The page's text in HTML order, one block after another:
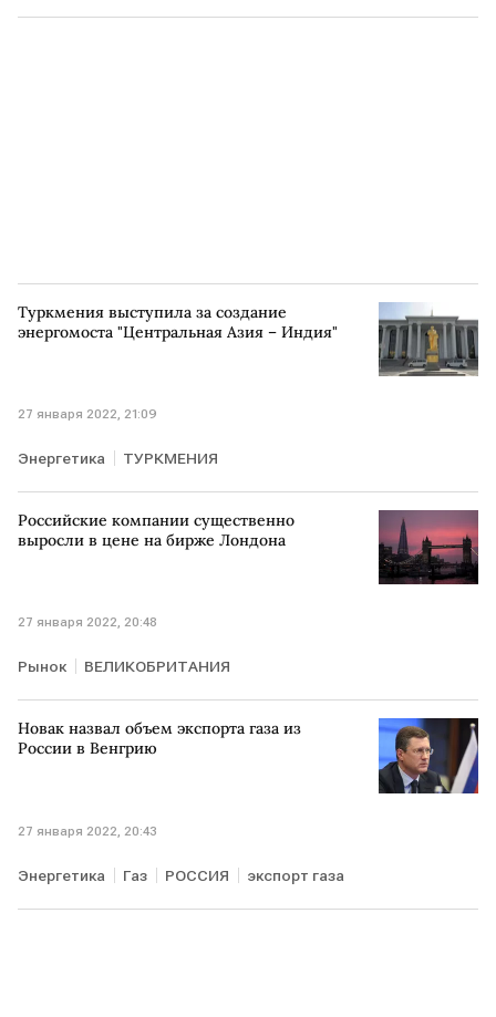
Туркмения выступила за создание
энергомоста "Центральная Азия – Индия"
27 января 2022, 21:09
Энергетика ТУРКМЕНИЯ
Российские компании существенно
выросли в цене на бирже Лондона
27 января 2022, 20:48
Рынок ВЕЛИКОБРИТАНИЯ
Новак назвал объем экспорта газа из
России в Венгрию
27 января 2022, 20:43
Энергетика Газ РОССИЯ экспорт газа